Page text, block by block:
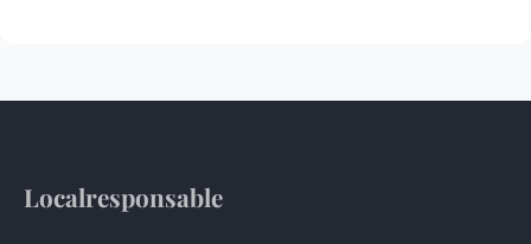
Localresponsable